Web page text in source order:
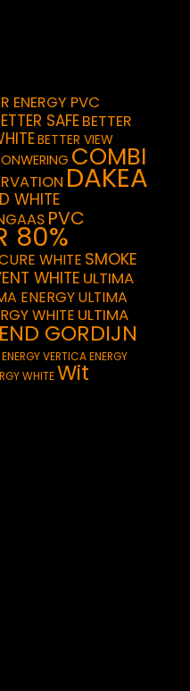
ENERGY PVC
SAFEBETTER
BETTER VIEW
COMBI
DAKEA
WHITE
PVC
80%
WHITE SMOKE
WHITE ULTIMA
ENERGYULTIMA
WHITE ULTIMA
GORDIJN
VERTICA ENERGY
WHITEWit